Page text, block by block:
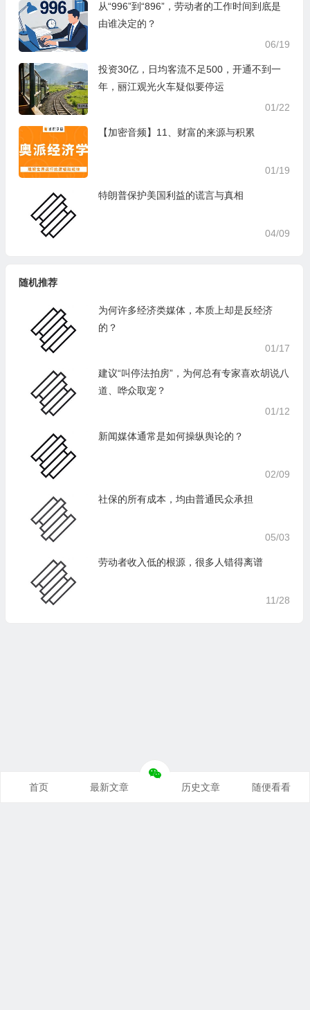
从“996”到“896”，劳动者的工作时间到底是
由谁决定的？
06/19
投资30亿，日均客流不足500，开通不到一
年，丽江观光火车疑似要停运
01/22
【加密音频】11、财富的来源与积累
01/19
特朗普保护美国利益的谎言与真相
04/09
随机推荐
为何许多经济类媒体，本质上却是反经济
的？
01/17
建议“叫停法拍房”，为何总有专家喜欢胡说八
道、哗众取宠？
01/12
新闻媒体通常是如何操纵舆论的？
02/09
社保的所有成本，均由普通民众承担
05/03
劳动者收入低的根源，很多人错得离谱
11/28
首页 最新文章 历史文章 随便看看